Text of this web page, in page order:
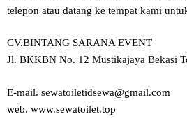
telepon atau datang ke tempat kami
CV.BINTANG SARANA EVENT
Jl. BKKBN No. 12 Mustikajaya Bekasi
E-mail. sewatoiletidsewa@gmail.com
web. www.sewatoilet.top